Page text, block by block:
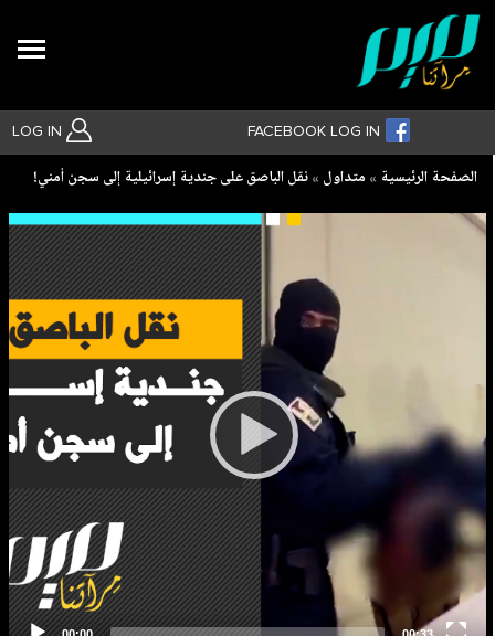
LOG IN FACEBOOK LOG IN
بحث متقدم
Breadcrumb
الصفحة الرئيسية متداول نقل الباصق على جندية إسرائيلية إلى سجن أمني!